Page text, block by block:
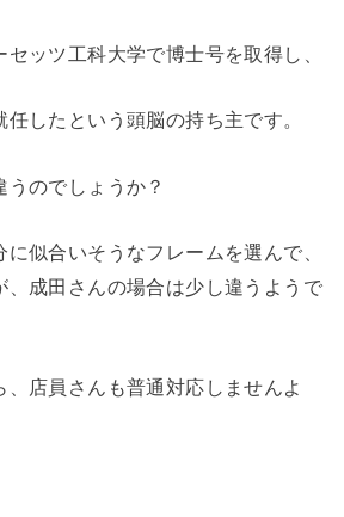
ッツ工科大学で博士号を取得し、
任したという頭脳の持ち主です。
のでしょうか？
似合いそうなフレームを選んで、
成田さんの場合は少し違うようで
店員さんも普通対応しませんよ